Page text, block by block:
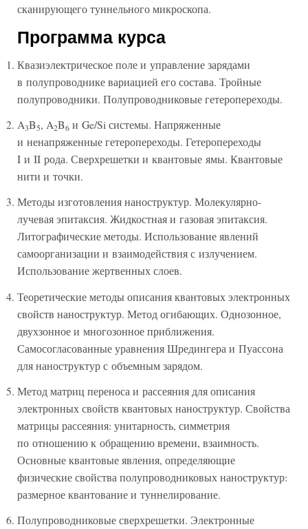
сканирующего туннельного микроскопа.
Программа курса
Квазиэлектрическое поле и управление зарядами
в полупроводнике вариацией его состава. Тройные
полупроводники. Полупроводниковые гетеропереходы.
A3B5, A2B6 и Ge/Si системы. Напряженные
и ненапряженные гетеропереходы. Гетеропереходы
I и II рода. Сверхрешетки и квантовые ямы. Квантовые
нити и точки.
Методы изготовления наноструктур. Молекулярно-
лучевая эпитаксия. Жидкостная и газовая эпитаксия.
Литографические методы. Использование явлений
самоорганизации и взаимодействия с излучением.
Использование жертвенных слоев.
Теоретические методы описания квантовых электронных
свойств наноструктур. Метод огибающих. Однозонное,
двухзонное и многозонное приближения.
Самосогласованные уравнения Шредингера и Пуассона
для наноструктур с объемным зарядом.
Метод матриц переноса и рассеяния для описания
электронных свойств квантовых наноструктур. Свойства
матрицы рассеяния: унитарность, симметрия
по отношению к обращению времени, взаимность.
Основные квантовые явления, определяющие
физические свойства полупроводниковых наноструктур:
размерное квантование и туннелирование.
Полупроводниковые сверхрешетки. Электронные